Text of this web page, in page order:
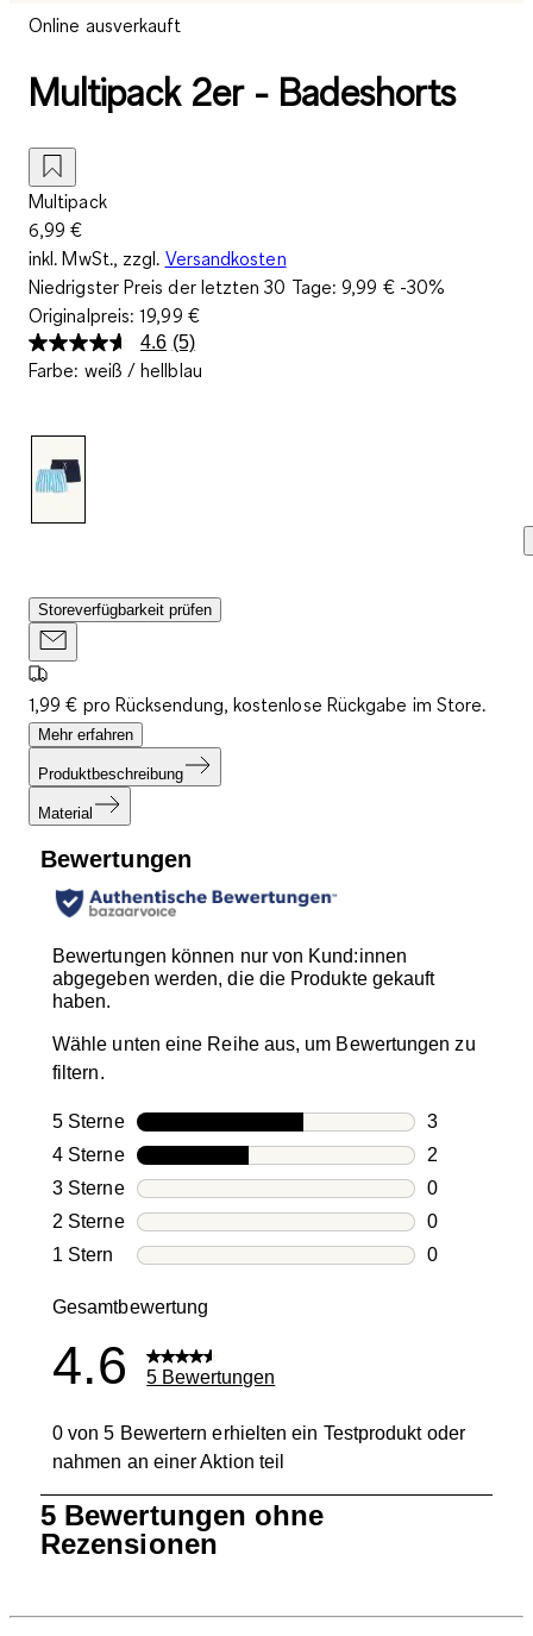
Online ausverkauft
Multipack 2er - Badeshorts
Multipack
6,99 €
inkl. MwSt., zzgl. Versandkosten
Niedrigster Preis der letzten 30 Tage:9,99 €-30%
Originalpreis:19,99 €
4.6 5
Bewertungen
(5)
Farbe: weiß / hellblau
Storeverfügbarkeit prüfen
1,99 € pro Rücksendung, kostenlose Rückgabe im Store.
Mehr erfahren
Produktbeschreibung
Material
Bewertungen
Bewertungen können nur von Kund:innen
abgegeben werden, die die Produkte gekauft
haben.
Wähle unten eine Reihe aus, um Bewertungen zu
filtern.
5 SterneSterne
3
3
4 SterneSterne
2
2
3 SterneSterne
0
0
2 SterneSterne
0
0
1 Stern Sterne
0
Gesamtbewertung
4.6 5 Bewertungen
0 von 5 Bewertern erhielten ein Testprodukt oder
nahmen an einer Aktion teil
bis
5
5 Bewertungen ohne
Rezensionen